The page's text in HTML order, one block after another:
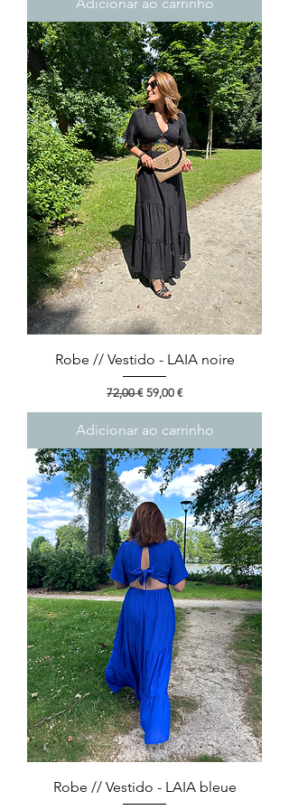
Robe // Vestido - LAIA noire
Preço normal
72,00 € Preço promocional
59,00 €
Adicionar ao carrinho
Robe // Vestido - LAIA bleue